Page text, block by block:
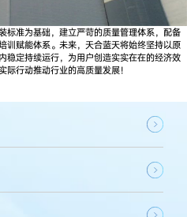
标准为基础，建立严苛的质量管理体系，配备
训赋能体系。未来，天合蓝天将始终坚持以原
稳定持续运行，为用户创造实实在在的经济效
行动推动行业的高质量发展！